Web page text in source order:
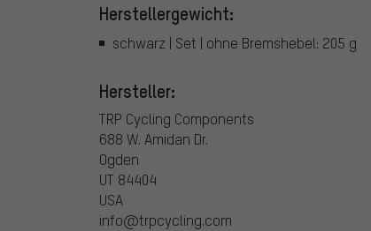
Herstellergewicht:
schwarz | Set | ohne Bremshebel: 205 g
Hersteller:
TRP Cycling Components
688 W. Amidan Dr.
Ogden
UT 84404
USA
info@trpcycling.com